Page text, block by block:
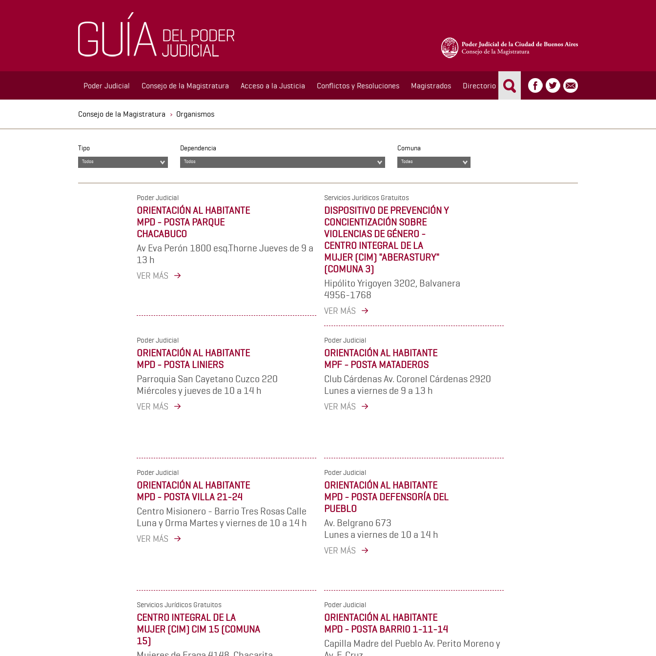
Poder Judicial Consejo de la Magistratura Acceso a la Justicia Conflictos y Resoluciones Magistrados Directorio
Consejo de la Magistratura Organismos
Tipo
Todos
Dependencia
Todos
Comuna
Todas
Poder Judicial
ORIENTACIÓN AL HABITANTE
MPD - POSTA PARQUE
CHACABUCO
Av Eva Perón 1800 esq.Thorne Jueves de 9 a
13 h
VER MÁS
Servicios Jurídicos Gratuitos
DISPOSITIVO DE PREVENCIÓN Y
CONCIENTIZACIÓN SOBRE
VIOLENCIAS DE GÉNERO -
CENTRO INTEGRAL DE LA
MUJER (CIM) "ABERASTURY"
(COMUNA 3)
Hipólito Yrigoyen 3202, Balvanera
4956-1768
VER MÁS
Poder Judicial
ORIENTACIÓN AL HABITANTE
MPD - POSTA LINIERS
Parroquia San Cayetano Cuzco 220
Miércoles y jueves de 10 a 14 h
VER MÁS
Poder Judicial
ORIENTACIÓN AL HABITANTE
MPF - POSTA MATADEROS
Club Cárdenas Av. Coronel Cárdenas 2920
Lunes a viernes de 9 a 13 h
VER MÁS
Poder Judicial
ORIENTACIÓN AL HABITANTE
MPD - POSTA VILLA 21-24
Centro Misionero - Barrio Tres Rosas Calle
Luna y Orma Martes y viernes de 10 a 14 h
VER MÁS
Poder Judicial
ORIENTACIÓN AL HABITANTE
MPD - POSTA DEFENSORÍA DEL
PUEBLO
Av. Belgrano 673
Lunes a viernes de 10 a 14 h
VER MÁS
Servicios Jurídicos Gratuitos
CENTRO INTEGRAL DE LA
MUJER (CIM) CIM 15 (COMUNA
15)
Poder Judicial
ORIENTACIÓN AL HABITANTE
MPD - POSTA BARRIO 1-11-14
Capilla Madre del Pueblo Av. Perito Moreno y